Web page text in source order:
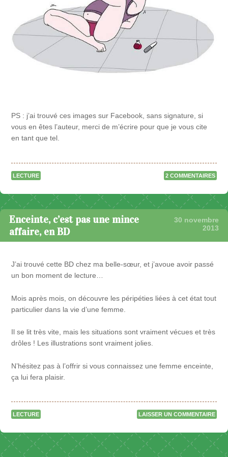
PS : j’ai trouvé ces images sur Facebook, sans signature, si
vous en êtes l’auteur, merci de m’écrire pour que je vous cite
en tant que tel.
LECTURE 2 COMMENTAIRES
Enceinte, c’est pas une mince
affaire, en BD
30 novembre
2013
J’ai trouvé cette BD chez ma belle-sœur, et j’avoue avoir passé
un bon moment de lecture…
Mois après mois, on découvre les péripéties liées à cet état tout
particulier dans la vie d’une femme.
Il se lit très vite, mais les situations sont vraiment vécues et très
drôles ! Les illustrations sont vraiment jolies.
N’hésitez pas à l’offrir si vous connaissez une femme enceinte,
ça lui fera plaisir.
LECTURE LAISSER UN COMMENTAIRE